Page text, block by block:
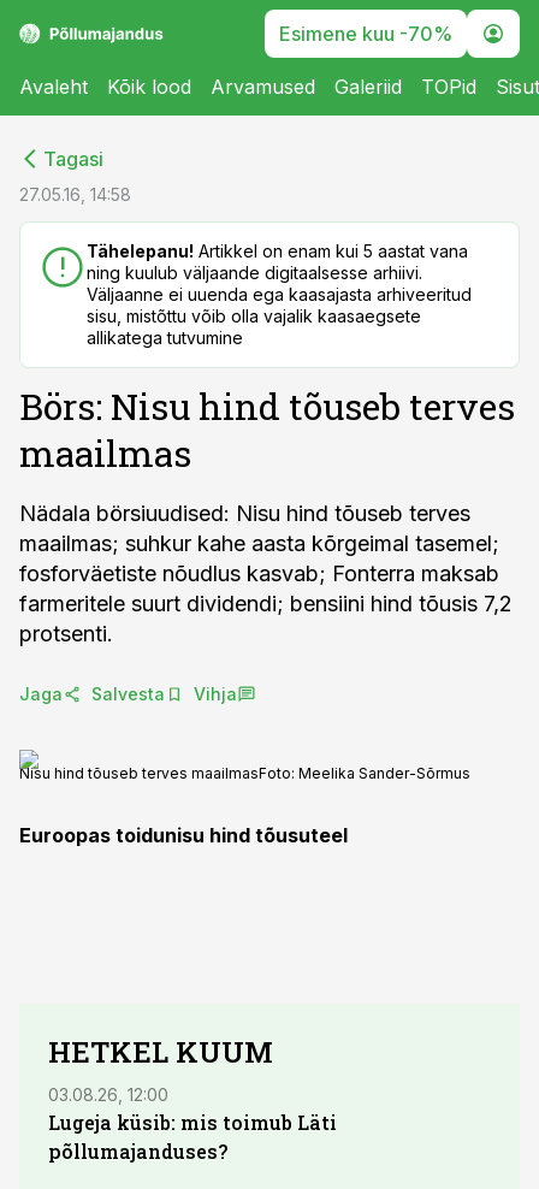
Esimene kuu -70%
Avaleht Kõik lood Arvamused Galeriid TOPid
Tagasi
27.05.16, 14:58
Tähelepanu! Artikkel on enam kui 5 aastat vana
ning kuulub väljaande digitaalsesse arhiivi.
Väljaanne ei uuenda ega kaasajasta arhiveeritud
sisu, mistõttu võib olla vajalik kaasaegsete
allikatega tutvumine
Börs: Nisu hind tõuseb terves
maailmas
Nädala börsiuudised: Nisu hind tõuseb terves
maailmas; suhkur kahe aasta kõrgeimal tasemel;
fosforväetiste nõudlus kasvab; Fonterra maksab
farmeritele suurt dividendi; bensiini hind tõusis 7,2
protsenti.
Jaga Salvesta Vihja
Nisu hind tõuseb terves maailmasFoto: Meelika Sander-Sõrmus
Euroopas toidunisu hind tõusuteel
HETKEL KUUM
03.08.26, 12:00
Lugeja küsib: mis toimub Läti
põllumajanduses?